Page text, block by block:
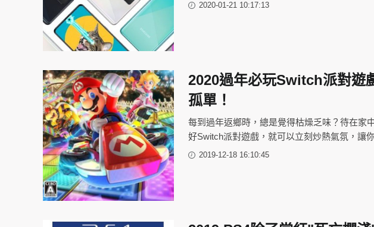
2020-01-21 10:17:13
2020過年必玩Switch派對遊
孤單！
每到過年返鄉時，總是覺得枯燥乏味？待在家
好Switch派對遊戲，就可以立刻炒熱氣氛，讓
2019-12-18 16:10:45